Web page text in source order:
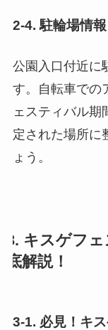
2-4. 駐輪場情報
公園入口付近に
す。自転車での
ェスティバル期
定された場所に
ょう。
3. キスゲフ
底解説！
3-1. 必見！キ